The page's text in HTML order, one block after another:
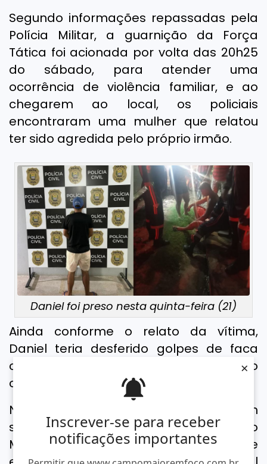
Inscrever-se para receber
notificações importantes
×
Segundo informações repassadas pela
Polícia Militar, a guarnição da Força
Tática foi acionada por volta das 20h25
do sábado, para atender uma
ocorrência de violência familiar, e ao
chegarem ao local, os policiais
encontraram uma mulher que relatou
ter sido agredida pelo próprio irmão.
Daniel foi preso nesta quinta-feira (21)
Ainda conforme o relato da vítima,
Daniel teria desferido golpes de faca
contra o namorado dela, identificado
como Glauber Marcos.
No dia da ocorrência, as vítimas foram
socorridas pelo Serviço de Atendimento
Móvel de Urgência (SAMU), e